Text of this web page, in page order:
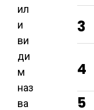
ил
и
ви
ди
м
наз
ва